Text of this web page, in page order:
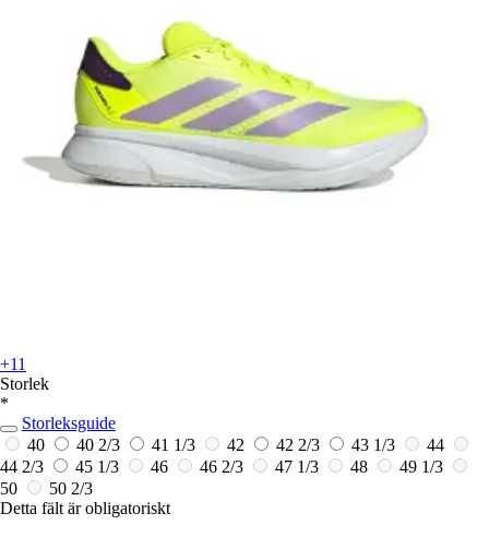
+11
Storlek
*
Storleksguide
40
40 2/3 41 1/3 42 42 2/3 43 1/3
44
44 2/3
45 1/3 46 46 2/3 47 1/3 48
49 1/3
50
50 2/3
Detta fält är obligatoriskt